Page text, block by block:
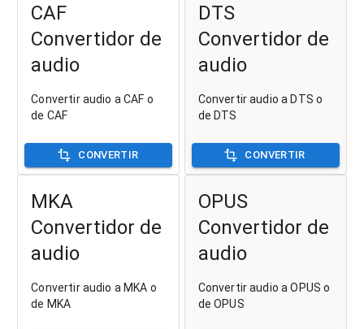
CAF
Convertidor de
audio
Convertir audio a CAF o
de CAF
CONVERTIR
DTS
Convertidor de
audio
Convertir audio a DTS o
de DTS
CONVERTIR
MKA
Convertidor de
audio
Convertir audio a MKA o
de MKA
OPUS
Convertidor de
audio
Convertir audio a OPUS o
de OPUS